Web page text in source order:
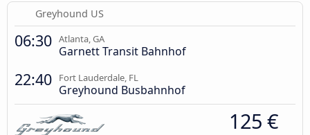
Greyhound US
06:30 Atlanta, GA
Garnett Transit Bahnhof
22:40 Fort Lauderdale, FL
Greyhound Busbahnhof
125 €